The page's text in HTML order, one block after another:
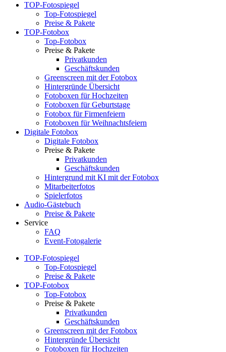
TOP-Fotospiegel
Top-Fotospiegel
Preise & Pakete
TOP-Fotobox
Top-Fotobox
Preise & Pakete
Privatkunden
Geschäftskunden
Greenscreen mit der Fotobox
Hintergründe Übersicht
Fotoboxen für Hochzeiten
Fotoboxen für Geburtstage
Fotobox für Firmenfeiern
Fotoboxen für Weihnachtsfeiern
Digitale Fotobox
Digitale Fotobox
Preise & Pakete
Privatkunden
Geschäftskunden
Hintergrund mit KI mit der Fotobox
Mitarbeiterfotos
Spielerfotos
Audio-Gästebuch
Preise & Pakete
Service
FAQ
Event-Fotogalerie
TOP-Fotospiegel
Top-Fotospiegel
Preise & Pakete
TOP-Fotobox
Top-Fotobox
Preise & Pakete
Privatkunden
Geschäftskunden
Greenscreen mit der Fotobox
Hintergründe Übersicht
Fotoboxen für Hochzeiten